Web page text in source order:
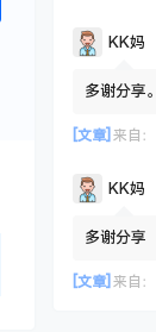
KK妈
多谢分享。
[文章] 来自：
KK妈
多谢分享
[文章] 来自：